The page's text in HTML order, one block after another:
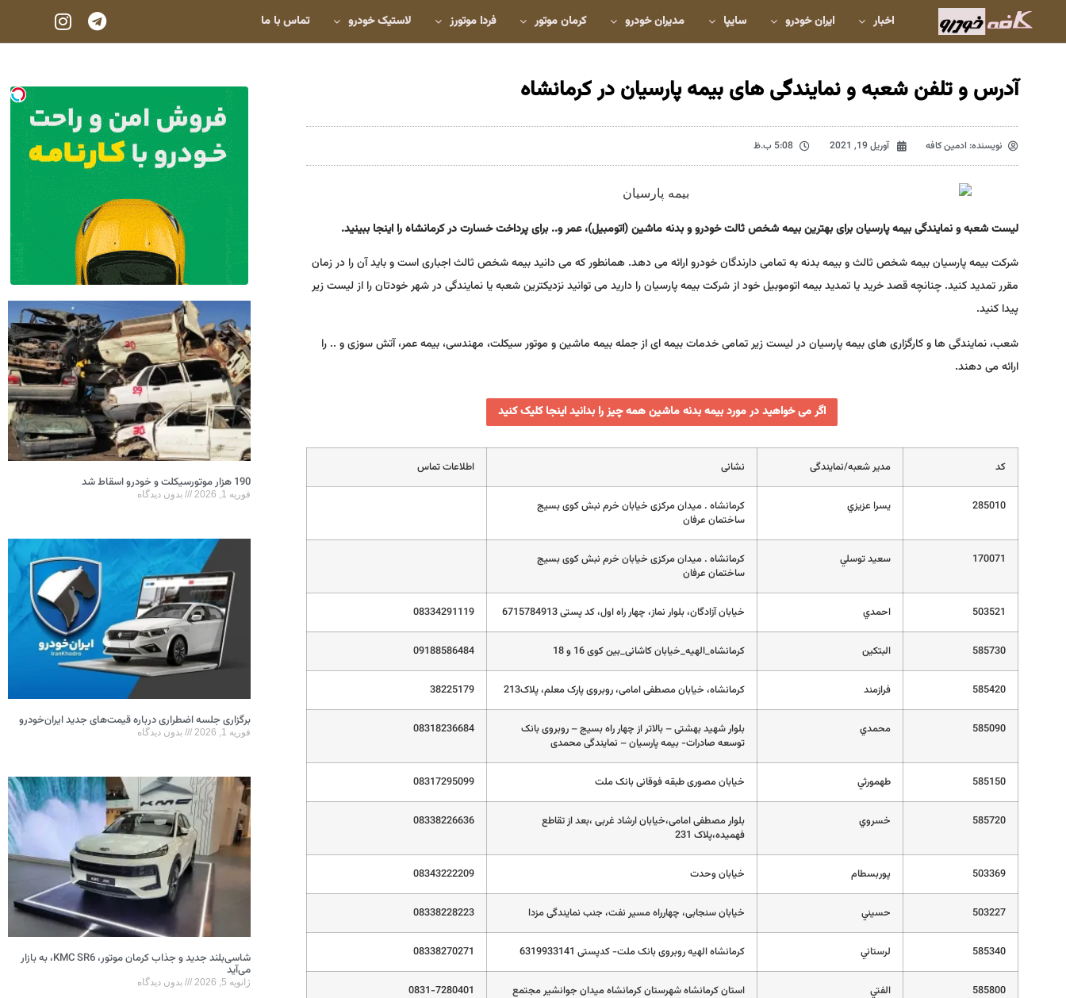
اخبار ایران خودرو سایپا مدیران خودرو کرمان موتور فردا موتورز لاستیک خودرو تماس با ما
آدرس و تلفن شعبه و نمایندگی های بیمه پارسیان در کرمانشاه
نویسنده: ادمین کافه آوریل 19, 2021 5:08 ب.ظ
لیست شعبه و نمایندگی بیمه پارسیان برای بهترین بیمه شخص ثالت خودرو و بدنه ماشین (اتومبیل)، عمر و.. برای پرداخت خسارت در کرمانشاه را اینجا ببینید.
شرکت بیمه پارسیان بیمه شخص ثالث و بیمه بدنه به تمامی دارندگان خودرو ارائه می دهد. همانطور که می دانید بیمه شخص ثالث اجباری است و باید آن را در زمان
مقرر تمدید کنید. چنانچه قصد خرید یا تمدید بیمه اتوموبیل خود از شرکت بیمه پارسیان را دارید می توانید نزدیکترین شعبه یا نمایندگی در شهر خودتان را از لیست زیر
پیدا کنید.
شعب، نمایندگی ها و کارگزاری های بیمه پارسیان در لیست زیر تمامی خدمات بیمه ای از جمله بیمه ماشین و موتور سیکلت، مهندسی، بیمه عمر، آتش سوزی و .. را
ارائه می دهند.
اگر می خواهید در مورد بیمه بدنه ماشین همه چیز را بدانید اینجا کلیک کنید
کد مدیر شعبه/نمایندگی نشانی اطلاعات تماس
285010 يسرا عزيزي
‌کرمانشاه . میدان مرکزی خیابان خرم نبش کوی بسیج
ساختمان عرفان
170071 سعيد توسلي
کرمانشاه . میدان مرکزی خیابان خرم نبش کوی بسیج
ساختمان عرفان
503521 احمدي خیابان آزادگان، بلوار نماز، چهار راه اول، کد پستی 6715784913 08334291119
585730 البتكين کرمانشاه_الهیه_خیابان کاشانی_بین کوی 16 و 18 09188586484
585420 فرازمند کرمانشاه، خیابان مصطفی امامی، روبروی پارک معلم، پلاک213 38225179
585090 محمدي
بلوار شهید بهشتی – بالاتر از چهار راه بسیج – روبروی بانک
توسعه صادرات- بیمه پارسیان – نمایندگی محمدی
08318236684
585150 طهمورثي خیابان مصوری طبقه فوقانی بانک ملت 08317295099
585720 خسروي
بلوار مصطفی امامی،خیابان ارشاد غربی ،بعد از تقاطع
فهمیده،پلاک 231
08338226636
503369 پوربسطام خیابان وحدت 08343222209
503227 حسيني خیابان سنجابی، چهارراه مسیر نفت، جنب نمایندگی مزدا 08338228223
585340 لرستاني کرمانشاه الهیه روبروی بانک ملت- کدپستی 6319933141 08338270271
585800 الفتي
استان کرمانشاه شهرستان کرمانشاه میدان جوانشیر مجتمع
0831-7280401
190 هزار موتورسیکلت و خودرو اسقاط شد
فوریه 1, 2026 بدون دیدگاه
برگزاری جلسه اضطراری درباره قیمت‌های جدید ایران‌خودرو
فوریه 1, 2026 بدون دیدگاه
شاسی‌بلند جدید و جذاب کرمان موتور، KMC SR6، به بازار
می‌آید
ژانویه 5, 2026 بدون دیدگاه